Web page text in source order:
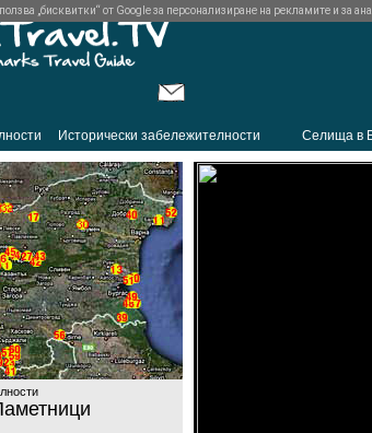
Исторически забележителности Селища в
„бисквитки“ от Google за персонализиране на рекламите и за